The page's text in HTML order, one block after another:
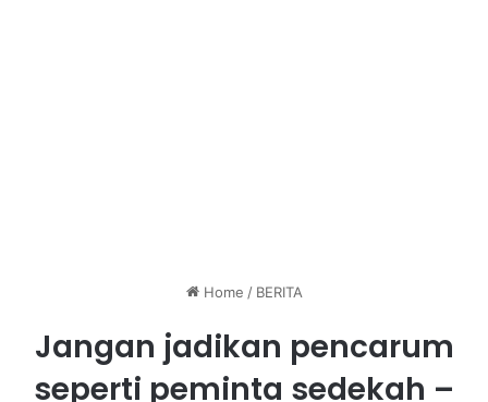
Home / BERITA
Jangan jadikan pencarum
seperti peminta sedekah –